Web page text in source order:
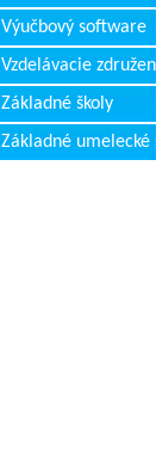
Výučbový software
Vzdelávacie
Základné školy
Základné umelecké